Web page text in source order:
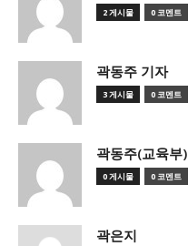
2 게시물 0 코멘트
곽동주 기자
3 게시물 0 코멘트
곽동주(교육부)
0 게시물 0 코멘트
곽은지